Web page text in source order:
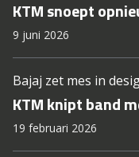
KTM snoept
9 juni 2026
Bajaj zet mes in
KTM knipt band
19 februari 2026